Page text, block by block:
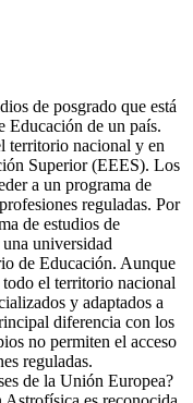
de posgrado que está
Educación de un país.
territorio nacional y en
Superior (EEES). Los
a un programa de
reguladas. Por
de estudios de
universidad
de Educación. Aunque
todo el territorio nacional
y adaptados a
diferencia con los
no permiten el acceso
reguladas.
de la Unión Europea?